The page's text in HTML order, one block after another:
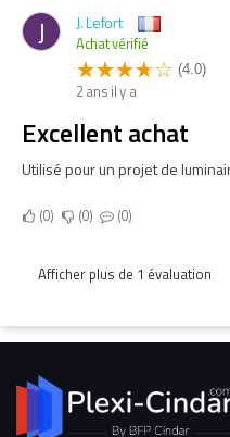
J J. Lefort
Achat vérifié
(4.0)
2 ans il y a
Excellent achat
Utilisé pour un projet de
0 0 0
Afficher plus de 1 évaluation